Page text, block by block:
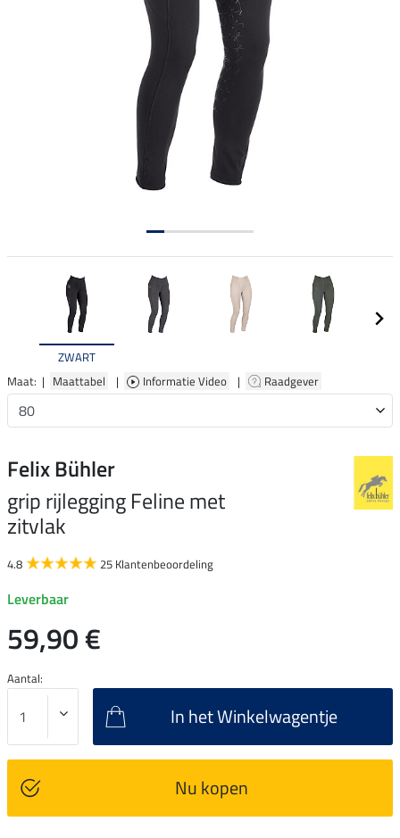
ZWART
Maat: | Maattabel | Informatie Video | Raadgever
Felix Bühler
grip rijlegging Feline met
zitvlak
4.8 25 Klantenbeoordeling
Leverbaar
59,90 €
Aantal:
In het Winkelwagentje
Nu kopen